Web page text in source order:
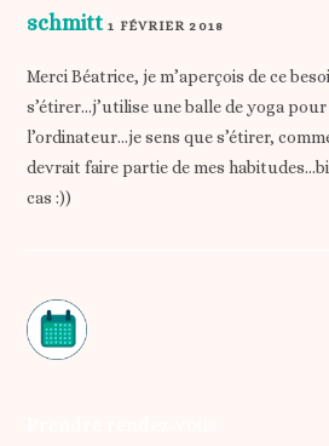
schmitt 1 FÉVRIER 2018
Merci Béatrice, je m’aperçois de ce
s’étirer…j’utilise une balle de yoga pour
l’ordinateur…je sens que s’étirer,
devrait faire partie de mes
cas :))